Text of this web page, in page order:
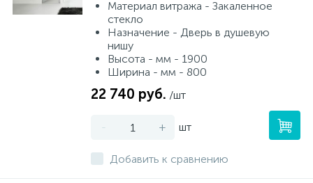
Материал витража - Закаленное
стекло
Назначение - Дверь в душевую
нишу
Высота - мм - 1900
Ширина - мм - 800
22 740 руб. /шт
- + шт
Добавить к сравнению